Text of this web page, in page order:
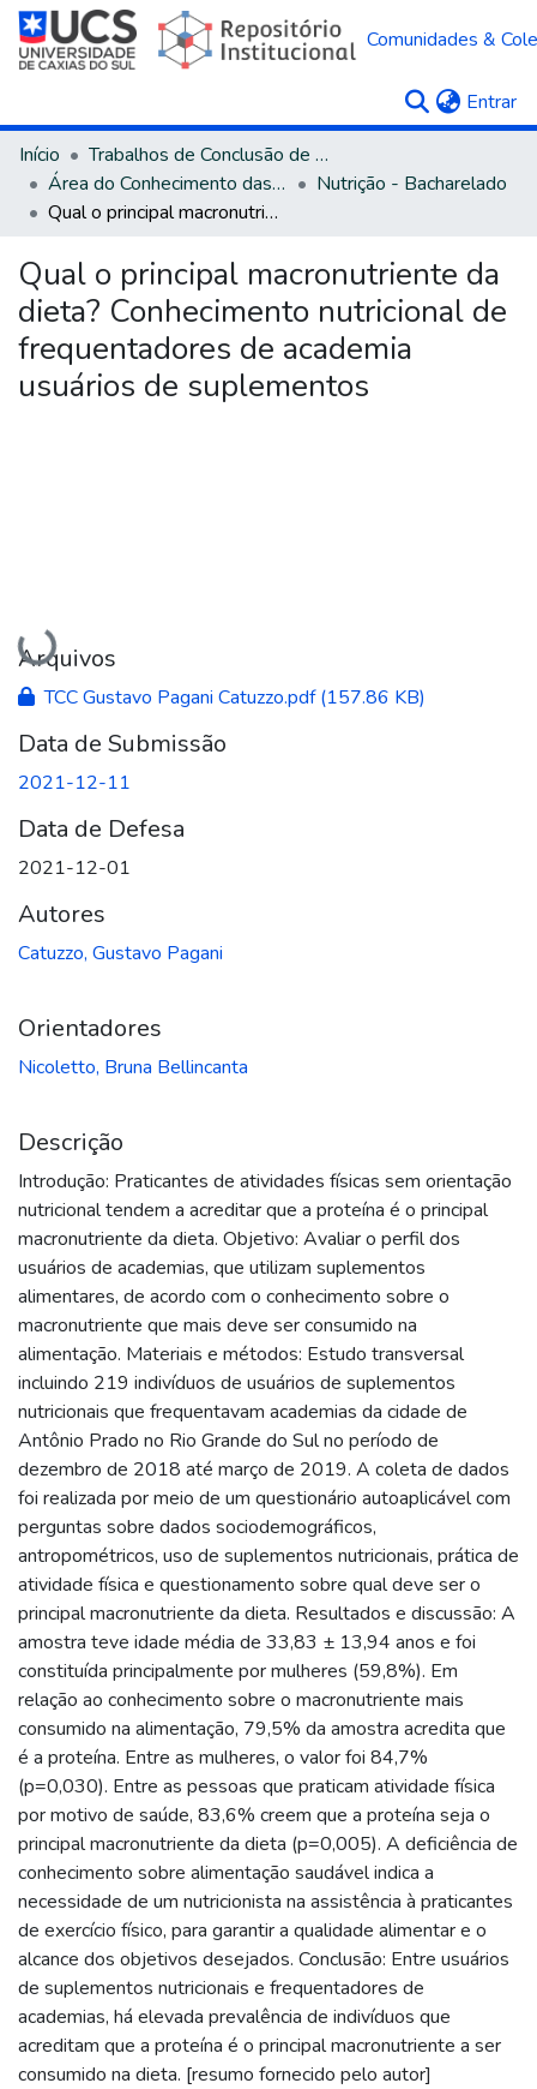
Comunidades &
Entrar
Início
Trabalhos de Conclusão de Curso
Área do Conhecimento das Ciências da Saúde
Nutrição - Bacharelado
Qual o principal macronutriente da dieta? Conhecimento nutricional de frequentadores de academia usuários de suplementos
Qual o principal macronutriente da
dieta? Conhecimento nutricional de
frequentadores de academia
usuários de suplementos
Carregando...
Arquivos
TCC Gustavo Pagani Catuzzo.pdf(157.86 KB)
Data de Submissão
2021-12-11
Data de Defesa
2021-12-01
Autores
Catuzzo, Gustavo Pagani
Orientadores
Nicoletto, Bruna Bellincanta
Descrição
Introdução: Praticantes de atividades físicas sem orientação
nutricional tendem a acreditar que a proteína é o principal
macronutriente da dieta. Objetivo: Avaliar o perfil dos
usuários de academias, que utilizam suplementos
alimentares, de acordo com o conhecimento sobre o
macronutriente que mais deve ser consumido na
alimentação. Materiais e métodos: Estudo transversal
incluindo 219 indivíduos de usuários de suplementos
nutricionais que frequentavam academias da cidade de
Antônio Prado no Rio Grande do Sul no período de
dezembro de 2018 até março de 2019. A coleta de dados
foi realizada por meio de um questionário autoaplicável com
perguntas sobre dados sociodemográficos,
antropométricos, uso de suplementos nutricionais, prática de
atividade física e questionamento sobre qual deve ser o
principal macronutriente da dieta. Resultados e discussão: A
amostra teve idade média de 33,83 ± 13,94 anos e foi
constituída principalmente por mulheres (59,8%). Em
relação ao conhecimento sobre o macronutriente mais
consumido na alimentação, 79,5% da amostra acredita que
é a proteína. Entre as mulheres, o valor foi 84,7%
(p=0,030). Entre as pessoas que praticam atividade física
por motivo de saúde, 83,6% creem que a proteína seja o
principal macronutriente da dieta (p=0,005). A deficiência de
conhecimento sobre alimentação saudável indica a
necessidade de um nutricionista na assistência à praticantes
de exercício físico, para garantir a qualidade alimentar e o
alcance dos objetivos desejados. Conclusão: Entre usuários
de suplementos nutricionais e frequentadores de
academias, há elevada prevalência de indivíduos que
acreditam que a proteína é o principal macronutriente a ser
consumido na dieta. [resumo fornecido pelo autor]